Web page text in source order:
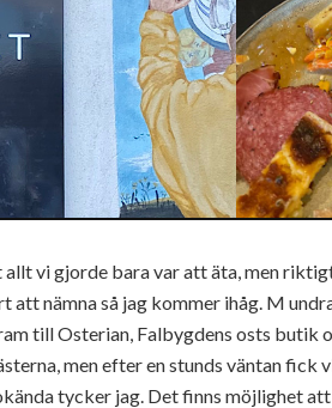
vi gjorde bara var att äta, men
nämna så jag kommer ihåg. M
till Osterian, Falbygdens osts butik
men efter en stunds väntan
tycker jag. Det finns möjlighet